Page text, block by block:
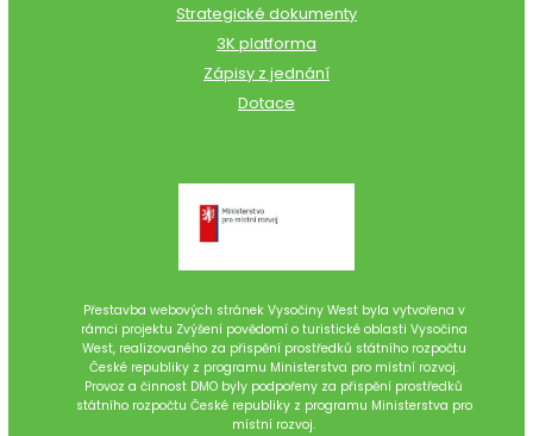
Strategické dokumenty
3K platforma
Zápisy z jednání
Dotace
Přestavba webových stránek Vysočiny West byla vytvořena v
rámci projektu Zvýšení povědomí o turistické oblasti Vysočina
West, realizovaného za přispění prostředků státního rozpočtu
České republiky z programu Ministerstva pro místní rozvoj.
Provoz a činnost DMO byly podpořeny za přispění prostředků
státního rozpočtu České republiky z programu Ministerstva pro
místní rozvoj.